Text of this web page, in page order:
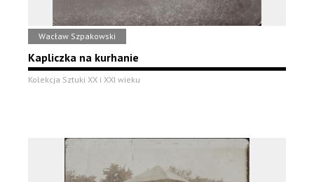
Wacław Szpakowski
Kapliczka na kurhanie
Kolekcja Sztuki XX i XXI wieku